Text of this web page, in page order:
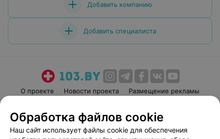
Добавить компанию
Добавить специалиста
О проекте Новости проекта
Размещение рекламы
Пользовательское соглашение
Способы оплаты
Вакансии
Партнеры
Обработка файлов cookie
Наш сайт использует файлы cookie для обеспечения